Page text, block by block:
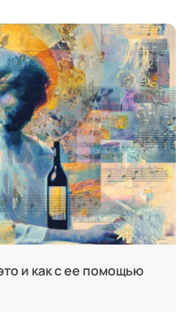
и как с ее помощью